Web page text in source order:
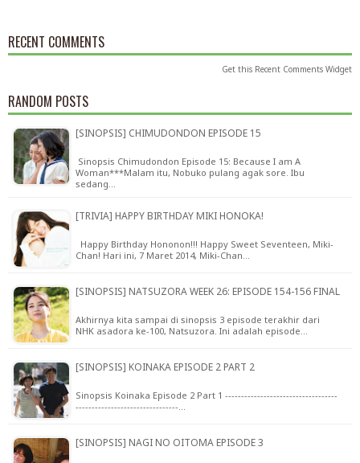
RECENT COMMENTS
Get this Recent Comments Widget
RANDOM POSTS
[SINOPSIS] CHIMUDONDON EPISODE 15
Sinopsis Chimudondon Episode 15: Because I am A
Woman***Malam itu, Nobuko pulang agak sore. Ibu
sedang…
[TRIVIA] HAPPY BIRTHDAY MIKI HONOKA!
Happy Birthday Hononon!!! Happy Sweet Seventeen, Miki-
Chan! Hari ini, 7 Maret 2014, Miki-Chan…
[SINOPSIS] NATSUZORA WEEK 26: EPISODE 154-156 FINAL
Akhirnya kita sampai di sinopsis 3 episode terakhir dari
NHK asadora ke-100, Natsuzora. Ini adalah episode…
[SINOPSIS] KOINAKA EPISODE 2 PART 2
Sinopsis Koinaka Episode 2 Part 1 -----------------------------------
--------------------------------…
[SINOPSIS] NAGI NO OITOMA EPISODE 3